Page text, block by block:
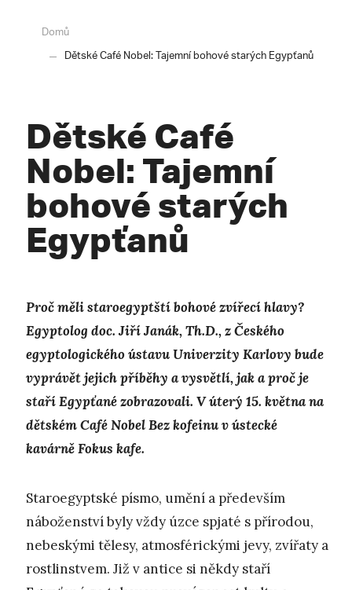
Domů
Dětské Café Nobel: Tajemní bohové starých Egypťanů
Dětské Café
Nobel: Tajemní
bohové starých
Egypťanů
Proč měli staroegyptští bohové zvířecí hlavy?
Egyptolog doc. Jiří Janák, Th.D., z Českého
egyptologického ústavu Univerzity Karlovy bude
vyprávět jejich příběhy a vysvětlí, jak a proč je
staří Egypťané zobrazovali. V úterý 15. května na
dětském Café Nobel Bez kofeinu v ústecké
kavárně Fokus kafe.
Staroegyptské písmo, umění a především
náboženství byly vždy úzce spjaté s přírodou,
nebeskými tělesy, atmosférickými jevy, zvířaty a
rostlinstvem. Již v antice si někdy staří